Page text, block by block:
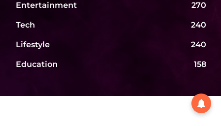
Entertainment 270
Tech 240
Lifestyle 240
Education 158